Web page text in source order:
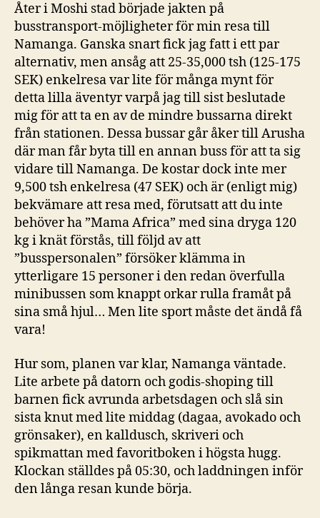
Åter i Moshi stad började jakten på
busstransport-möjligheter för min resa till
Namanga. Ganska snart fick jag fatt i ett par
alternativ, men ansåg att 25-35,000 tsh (125-175
SEK) enkelresa var lite för många mynt för
detta lilla äventyr varpå jag till sist beslutade
mig för att ta en av de mindre bussarna direkt
från stationen. Dessa bussar går åker till Arusha
där man får byta till en annan buss för att ta sig
vidare till Namanga. De kostar dock inte mer
9,500 tsh enkelresa (47 SEK) och är (enligt mig)
bekvämare att resa med, förutsatt att du inte
behöver ha ”Mama Africa” med sina dryga 120
kg i knät förstås, till följd av att
”busspersonalen” försöker klämma in
ytterligare 15 personer i den redan överfulla
minibussen som knappt orkar rulla framåt på
sina små hjul… Men lite sport måste det ändå få
vara!
Hur som, planen var klar, Namanga väntade.
Lite arbete på datorn och godis-shoping till
barnen fick avrunda arbetsdagen och slå sin
sista knut med lite middag (dagaa, avokado och
grönsaker), en kalldusch, skriveri och
spikmattan med favoritboken i högsta hugg.
Klockan ställdes på 05:30, och laddningen inför
den långa resan kunde börja.